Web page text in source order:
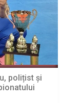
polițist și